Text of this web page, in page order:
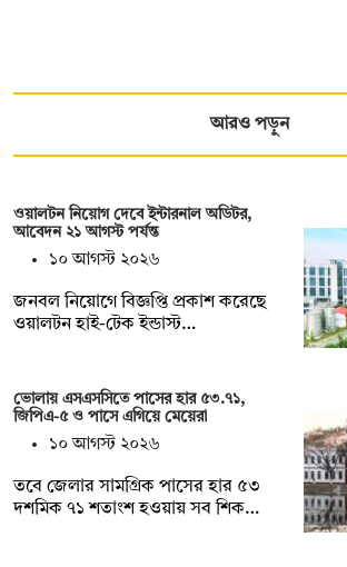
আরও পড়ুন
ওয়ালটন নিয়োগ দেবে ইন্টারনাল অডিটর,
আবেদন ২১ আগস্ট পর্যন্ত
১০ আগস্ট ২০২৬
জনবল নিয়োগে বিজ্ঞপ্তি প্রকাশ করেছে
ওয়ালটন হাই-টেক ইন্ডাস্ট…
ভোলায় এসএসসিতে পাসের হার ৫৩.৭১,
জিপিএ-৫ ও পাসে এগিয়ে মেয়েরা
১০ আগস্ট ২০২৬
তবে জেলার সামগ্রিক পাসের হার ৫৩
দশমিক ৭১ শতাংশ হওয়ায় সব শিক…